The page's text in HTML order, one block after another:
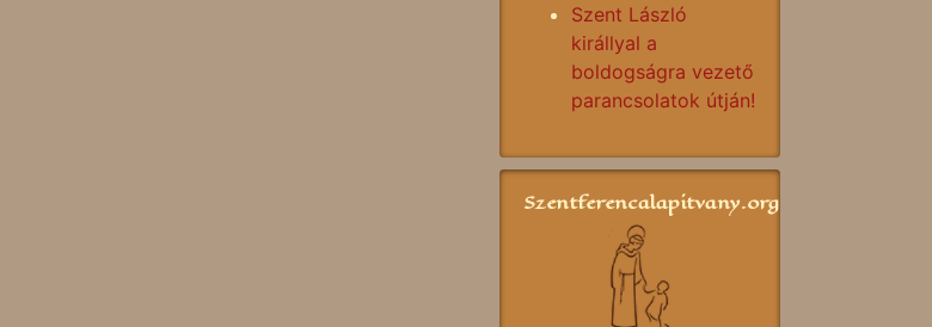
Szent László
királlyal a
boldogságra vezető
parancsolatok útján!
Szentferencalapitvany.org